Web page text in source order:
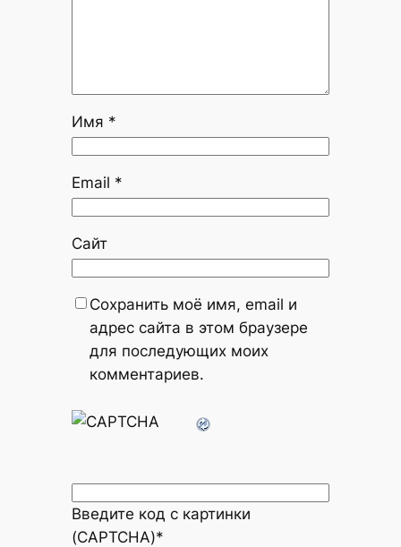
Имя *
Email *
Сайт
Сохранить моё имя, email и
адрес сайта в этом браузере
для последующих моих
комментариев.
Введите код с картинки
(CAPTCHA)*